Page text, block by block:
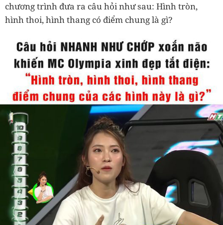
chương trình đưa ra câu hỏi như sau: Hình tròn,
hình thoi, hình thang có điểm chung là gì?